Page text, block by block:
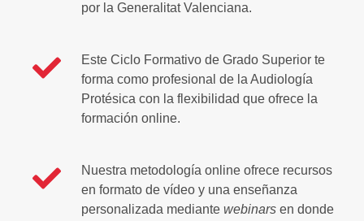
por la Generalitat Valenciana.
Este Ciclo Formativo de Grado Superior te
forma como profesional de la Audiología
Protésica con la flexibilidad que ofrece la
formación online.
Nuestra metodología online ofrece recursos
en formato de vídeo y una enseñanza
personalizada mediante webinars en donde